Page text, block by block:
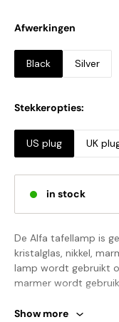
Afwerkingen
Black Silver
Stekkeropties:
US plug UK
in stock
De Alfa tafellamp is
kristalglas, nikkel,
lamp wordt gebruikt
marmer wordt
afgestelde metalen
Let op: Uw betaling is
Show more